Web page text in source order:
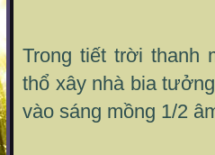
Trong tiết trời thanh
thổ xây nhà bia
vào sáng mồng 1/2